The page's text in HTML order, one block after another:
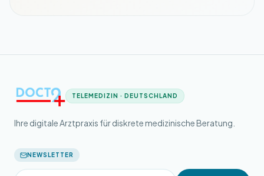
TELEMEDIZIN · DEUTSCHLAND
Ihre digitale Arztpraxis für diskrete medizinische Beratung.
NEWSLETTER